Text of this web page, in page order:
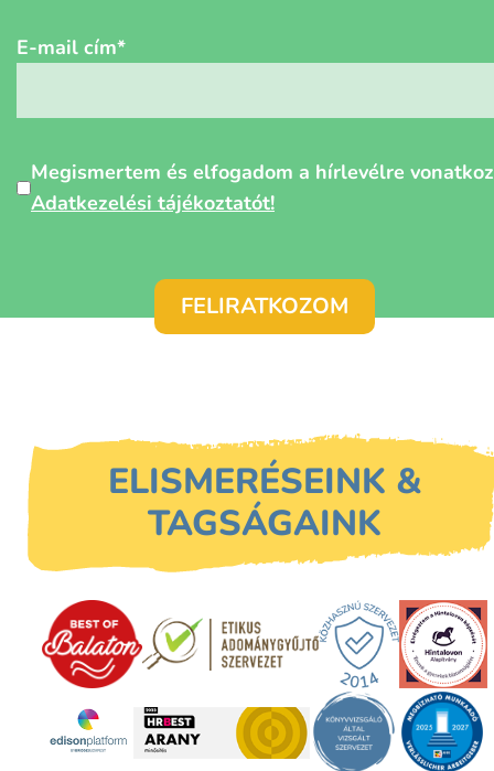
E-mail cím*
Személyes
adatok
Megismertem és elfogadom a hírlevélre
Adatkezelési tájékoztatót!
ELISMERÉSEINK &
TAGSÁGAINK